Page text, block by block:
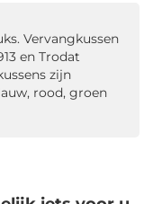
Vervangkussen
en Trodat
zijn
rood, groen